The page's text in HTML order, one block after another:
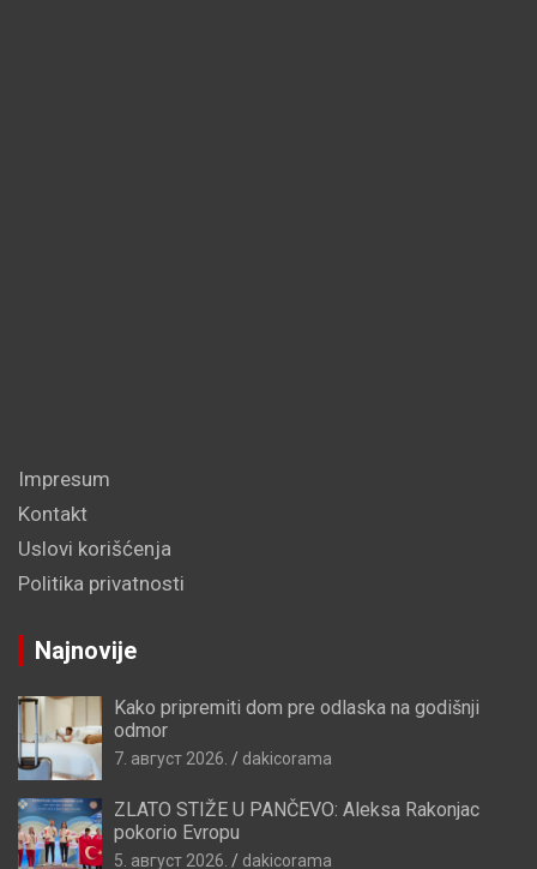
Impresum
Kontakt
Uslovi korišćenja
Politika privatnosti
Najnovije
Kako pripremiti dom pre odlaska na godišnji
odmor
7. август 2026. dakicorama
ZLATO STIŽE U PANČEVO: Aleksa Rakonjac
pokorio Evropu
5. август 2026. dakicorama